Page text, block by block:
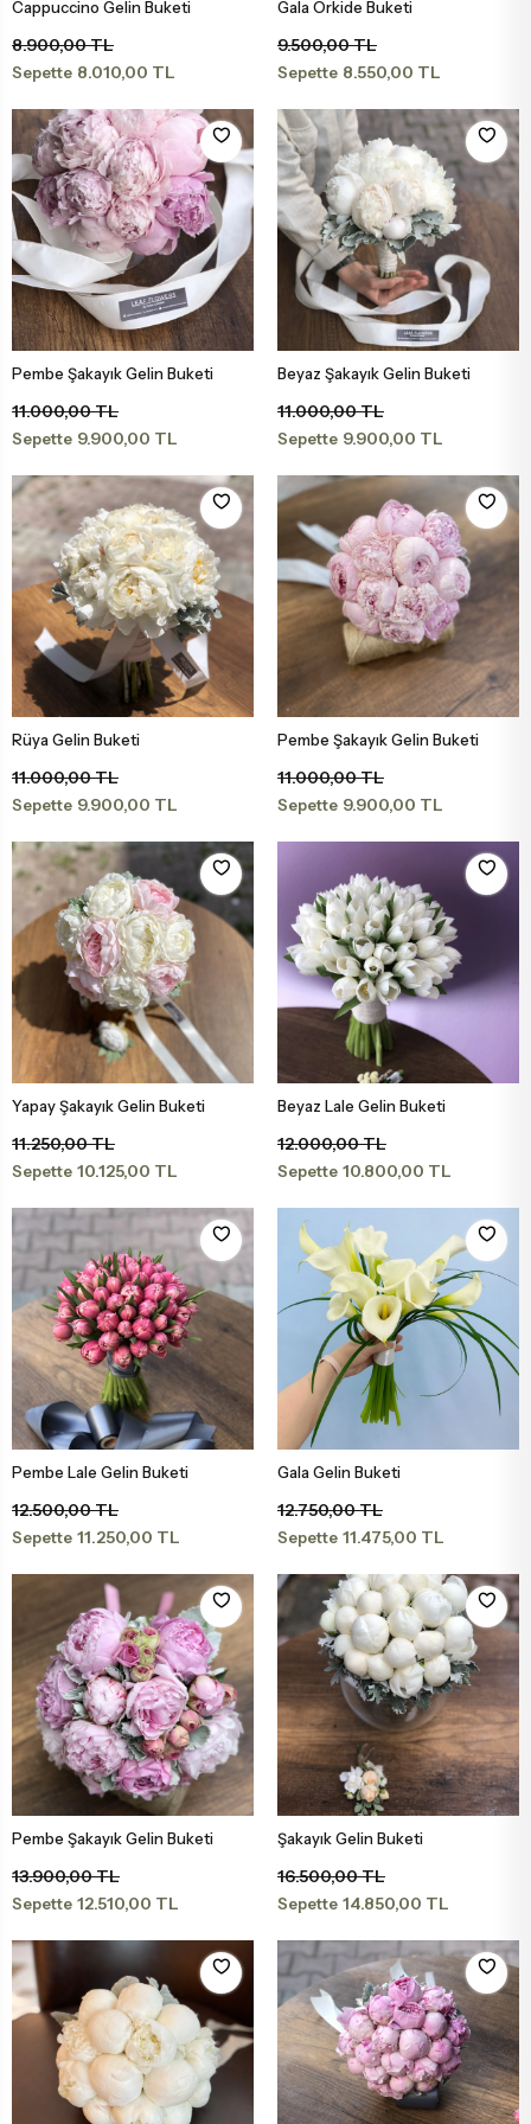
Tebrik - Terfi Çiçekleri
Doğum Günü Çiçekleri
Özür Çiçekleri
Papatya Ve Kır Buketleri
Anastasia Buketleri
Gelin Buketleri
Sepete Ekle
Cappuccino Gelin Buketi
8.900,00 TL
Sepette 8.010,00 TL
Sepete Ekle
Gala Orkide Buketi
9.500,00 TL
Sepette 8.550,00 TL
Sepete Ekle
Pembe Şakayık Gelin Buketi
11.000,00 TL
Sepette 9.900,00 TL
Sepete Ekle
Beyaz Şakayık Gelin Buketi
11.000,00 TL
Sepette 9.900,00 TL
Sepete Ekle
Rüya Gelin Buketi
11.000,00 TL
Sepette 9.900,00 TL
Sepete Ekle
Pembe Şakayık Gelin Buketi
11.000,00 TL
Sepette 9.900,00 TL
Sepete Ekle
Yapay Şakayık Gelin Buketi
11.250,00 TL
Sepette 10.125,00 TL
Sepete Ekle
Beyaz Lale Gelin Buketi
12.000,00 TL
Sepette 10.800,00 TL
Sepete Ekle
Pembe Lale Gelin Buketi
12.500,00 TL
Sepette 11.250,00 TL
Sepete Ekle
Gala Gelin Buketi
12.750,00 TL
Sepette 11.475,00 TL
Sepete Ekle
Pembe Şakayık Gelin Buketi
13.900,00 TL
Sepette 12.510,00 TL
Sepete Ekle
Şakayık Gelin Buketi
16.500,00 TL
Sepette 14.850,00 TL